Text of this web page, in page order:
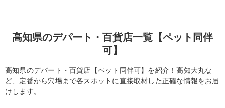
高知県のデパート・百貨店一覧【ペット同伴
可】
高知県のデパート・百貨店【ペット同伴可】を紹介！高知大丸な
ど、定番から穴場まで各スポットに直接取材した正確な情報をお届
けします。